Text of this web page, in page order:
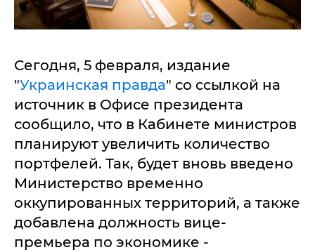
Сегодня, 5 февраля, издание
"Украинская правда" со ссылкой на
источник в Офисе президента
сообщило, что в Кабинете министров
планируют увеличить количество
портфелей. Так, будет вновь введено
Министерство временно
оккупированных территорий, а также
добавлена должность вице-
премьера по экономике -